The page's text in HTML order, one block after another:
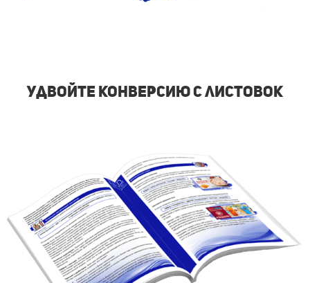
удвойте конверсию с листовок